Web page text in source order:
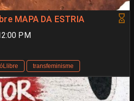
MAPA DA ESTRIA
PM
transfeminisme